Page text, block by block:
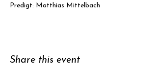
Predigt: Matthias Mittelbach
Share this event